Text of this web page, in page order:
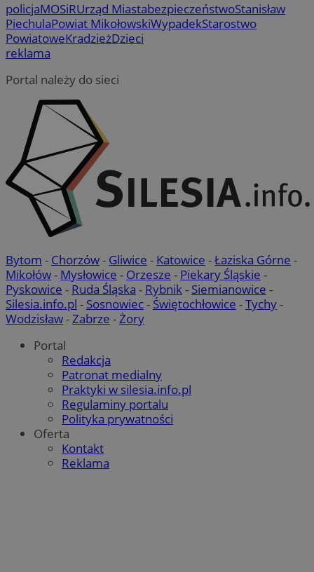
policjaMOSiRUrząd MiastabezpieczeństwoStanisław
PiechulaPowiat MikołowskiWypadekStarostwo
PowiatoweKradzieżDzieci
reklama
Portal należy do sieci
Bytom - Chorzów- Gliwice - Katowice -Łaziska Górne -
Mikołów- Mysłowice - Orzesze - Piekary Śląskie -
Pyskowice - Ruda Śląska - Rybnik - Siemianowice -
Silesia.info.pl - Sosnowiec- Świętochłowice -Tychy-
Wodzisław- Zabrze - Żory
Portal
Redakcja
Patronat medialny
Praktyki w silesia.info.pl
Regulaminy portalu
Polityka prywatności
Oferta
Kontakt
Reklama